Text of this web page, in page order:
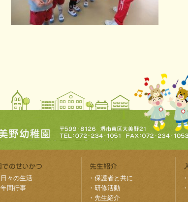
日々の生活
年間行事
・ 保護者と共に
・ 研修活動
・ 先生紹介
・
・